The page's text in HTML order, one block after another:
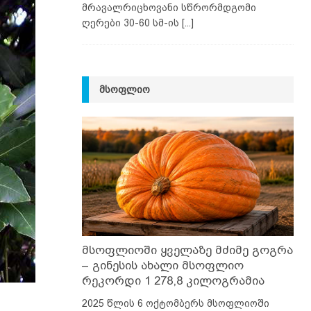
მრავალრიცხოვანი სწრორმდგომი
ღერები 30-60 სმ-ის [...]
ᲛᲡᲝᲤᲚᲘᲝ
მსოფლიოში ყველაზე მძიმე გოგრა
– გინესის ახალი მსოფლიო
რეკორდი 1 278,8 კილოგრამია
2025 წლის 6 ოქტომბერს მსოფლიოში